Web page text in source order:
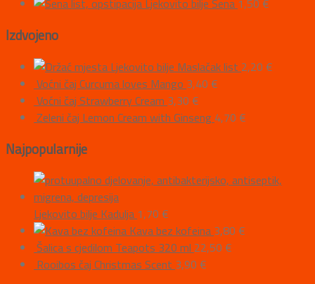
Ljekovito bilje Sena 1,50 €
Izdvojeno
Ljekovito bilje Maslačak list 2,20 €
Voćni čaj Curcuma loves Mango 3,40 €
Voćni čaj Strawberry Cream 3,30 €
Zeleni čaj Lemon Cream with Ginseng 4,70 €
Najpopularnije
Ljekovito bilje Kadulja 1,70 €
Kava bez kofeina 3,80 €
Šalica s cjedilom Teapots 320 ml 22,50 €
Rooibos čaj Christmas Scent 3,90 €